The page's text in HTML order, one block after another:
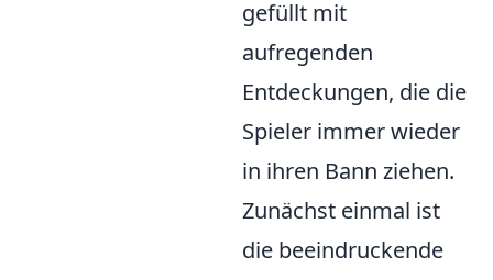
gefüllt mit
aufregenden
Entdeckungen, die die
Spieler immer wieder
in ihren Bann ziehen.
Zunächst einmal ist
die beeindruckende